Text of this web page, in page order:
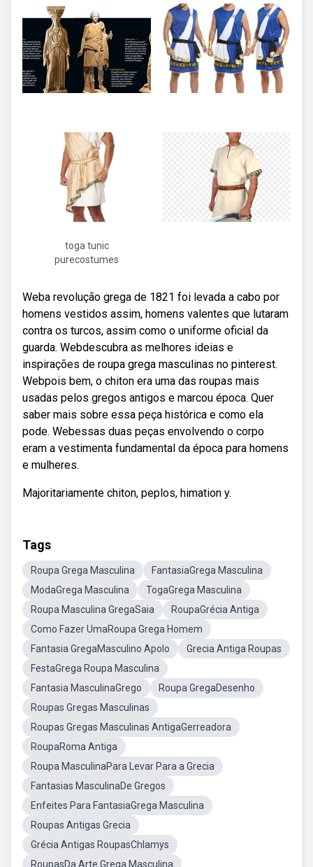
toga tunic
purecostumes
Weba revolução grega de 1821 foi levada a cabo por
homens vestidos assim, homens valentes que lutaram
contra os turcos, assim como o uniforme oficial da
guarda. Webdescubra as melhores ideias e
inspirações de roupa grega masculinas no pinterest.
Webpois bem, o chiton era uma das roupas mais
usadas pelos gregos antigos e marcou época. Quer
saber mais sobre essa peça histórica e como ela
pode. Webessas duas peças envolvendo o corpo
eram a vestimenta fundamental da época para homens
e mulheres.
Majoritariamente chiton, peplos, himation y.
Tags
Roupa Grega Masculina
FantasiaGrega Masculina
ModaGrega Masculina
TogaGrega Masculina
Roupa Masculina GregaSaia
RoupaGrécia Antiga
Como Fazer UmaRoupa Grega Homem
Fantasia GregaMasculino Apolo
Grecia Antiga Roupas
FestaGrega Roupa Masculina
Fantasia MasculinaGrego
Roupa GregaDesenho
Roupas Gregas Masculinas
Roupas Gregas Masculinas AntigaGerreadora
RoupaRoma Antiga
Roupa MasculinaPara Levar Para a Grecia
Fantasias MasculinaDe Gregos
Enfeites Para FantasiaGrega Masculina
Roupas Antigas Grecia
Grécia Antigas RoupasChlamys
RoupasDa Arte Grega Masculina